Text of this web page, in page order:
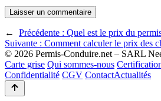
← Précédente : Quel est le prix du
Suivante : Comment calculer le prix des
© 2026 Permis-Conduire.net – SARL
Carte grise Qui sommes-nous
Confidentialité CGV ContactActualités